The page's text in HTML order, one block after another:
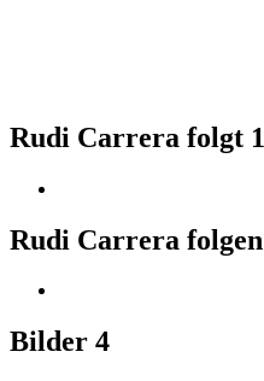
Rudi Carrera folgt 1
Rudi Carrera folgen
Bilder 4